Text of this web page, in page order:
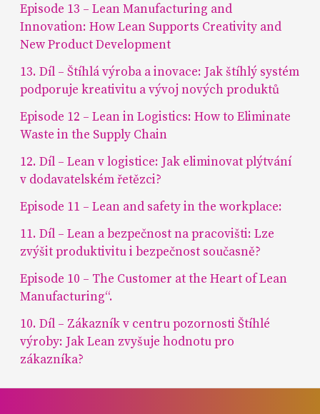
Episode 13 – Lean Manufacturing and
Innovation: How Lean Supports Creativity and
New Product Development
13. Díl – Štíhlá výroba a inovace: Jak štíhlý systém
podporuje kreativitu a vývoj nových produktů
Episode 12 – Lean in Logistics: How to Eliminate
Waste in the Supply Chain
12. Díl – Lean v logistice: Jak eliminovat plýtvání
v dodavatelském řetězci?
Episode 11 – Lean and safety in the workplace:
11. Díl – Lean a bezpečnost na pracovišti: Lze
zvýšit produktivitu i bezpečnost současně?
Episode 10 – The Customer at the Heart of Lean
Manufacturing“.
10. Díl – Zákazník v centru pozornosti Štíhlé
výroby: Jak Lean zvyšuje hodnotu pro
zákazníka?